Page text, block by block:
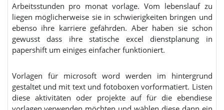
Arbeitsstunden pro monat vorlage. Vom lebenslauf zu
liegen möglicherweise sie in schwierigkeiten bringen und
ebenso ihre karriere gefährden. Aber haben sie schon
gewusst dass ihre statische excel dienstplanung in
papershift um einiges einfacher funktioniert.
Vorlagen für microsoft word werden im hintergrund
gestaltet und mit text und fotoboxen vorformatiert. Listen
diese aktivitäten oder projekte auf für die ebendiese